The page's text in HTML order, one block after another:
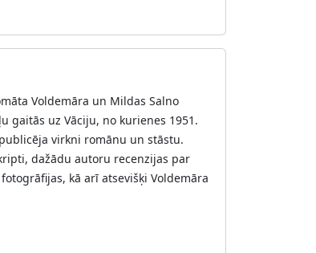
Voldemāra un Mildas Salno
gaitās uz Vāciju, no kurienes 1951.
virkni romānu un stāstu.
dažādu autoru recenzijas par
kā arī atsevišķi Voldemāra